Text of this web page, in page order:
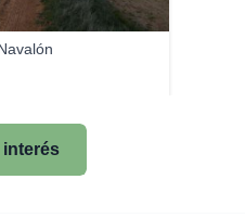
interés